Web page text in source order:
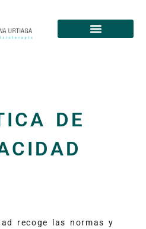
DE
recoge las normas y